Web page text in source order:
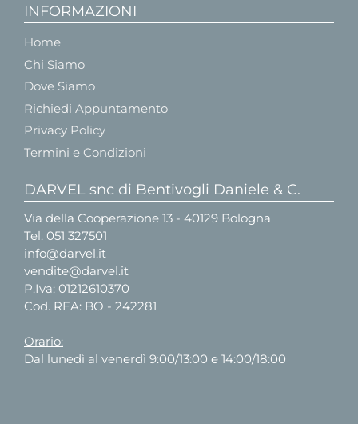
INFORMAZIONI
Home
Chi Siamo
Dove Siamo
Richiedi Appuntamento
Privacy Policy
Termini e Condizioni
DARVEL snc di Bentivogli Daniele & C.
Via della Cooperazione 13 - 40129 Bologna
Tel. 051 327501
info@darvel.it
vendite@darvel.it
P.Iva: 01212610370
Cod. REA: BO - 242281
Orario:
Dal lunedì al venerdì 9:00/13:00 e 14:00/18:00